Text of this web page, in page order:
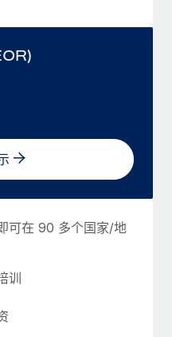
可在 90 多个国家/地
训